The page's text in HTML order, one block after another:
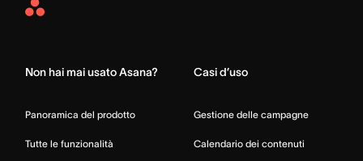
Asana
Non hai mai usato Asana?
Panoramica del prodotto
Tutte le funzionalità
Casi d’uso
Gestione delle campagne
Calendario dei contenuti